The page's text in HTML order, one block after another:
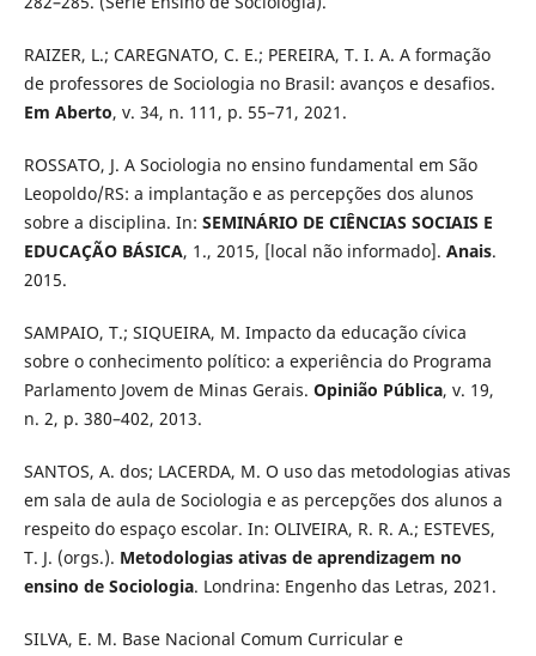
RAIZER, L.; CAREGNATO, C. E.; PEREIRA, T. I. A. A formação
de professores de Sociologia no Brasil: avanços e desafios.
Em Aberto, v. 34, n. 111, p. 55–71, 2021.
ROSSATO, J. A Sociologia no ensino fundamental em São
Leopoldo/RS: a implantação e as percepções dos alunos
sobre a disciplina. In: SEMINÁRIO DE CIÊNCIAS SOCIAIS E
EDUCAÇÃO BÁSICA, 1., 2015, [local não informado]. Anais.
2015.
SAMPAIO, T.; SIQUEIRA, M. Impacto da educação cívica
sobre o conhecimento político: a experiência do Programa
Parlamento Jovem de Minas Gerais. Opinião Pública, v. 19,
n. 2, p. 380–402, 2013.
SANTOS, A. dos; LACERDA, M. O uso das metodologias ativas
em sala de aula de Sociologia e as percepções dos alunos a
respeito do espaço escolar. In: OLIVEIRA, R. R. A.; ESTEVES,
T. J. (orgs.). Metodologias ativas de aprendizagem no
ensino de Sociologia. Londrina: Engenho das Letras, 2021.
SILVA, E. M. Base Nacional Comum Curricular e